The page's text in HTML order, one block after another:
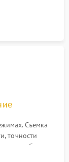
устранения
Съемка
точности
работы